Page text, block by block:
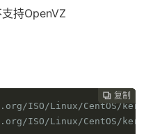
持OpenVZ
 复制
 复制
 复制
 复制
 复制
 复制
 复制
 复制
 复制
 复制
ISO/Linux/CentOS/
ISO/Linux/CentOS/